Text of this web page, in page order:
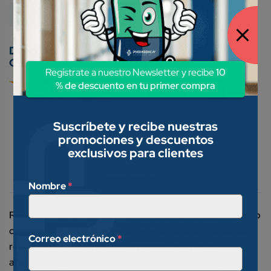
Medicamentos Genéricos
Conoce nuestros métodos de pago:
Descripción
Relajante neuromuscular no despolarizante. Está indicado
como auxiliar en la anestesia general para proporcionar
relajación muscular, particularmente de la pared
abdominal y para facilitar la intubación endotraqueal en
Suscríbete y recibe nuestras
promociones y descuentos
exclusivos para clientes
Nombre*
Correo electrónico*
Regístrate a nuestro Newsletter y recibe10
% de descuento en tu primer compra